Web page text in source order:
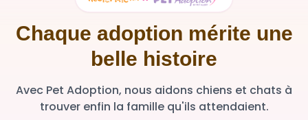
Chaque adoption mérite une
belle histoire
Avec Pet Adoption, nous aidons chiens et chats à
trouver enfin la famille qu'ils attendaient.